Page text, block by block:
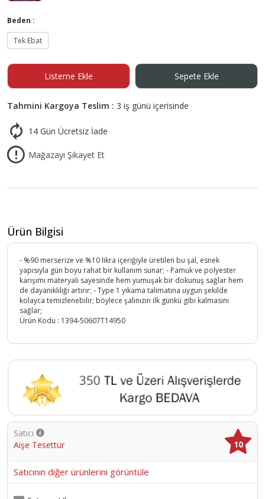
Beden :
Tek Ebat
Listeme Ekle Sepete Ekle
Tahmini Kargoya Teslim : 3 iş günü içerisinde
14 Gün Ücretsiz İade
Mağazayı Şikayet Et
Ürün Bilgisi
- %90 merserize ve %10 likra içeriğiyle üretilen bu şal, esnek
yapısıyla gün boyu rahat bir kullanım sunar; - Pamuk ve polyester
karışımı materyali sayesinde hem yumuşak bir dokunuş sağlar hem
de dayanıklılığı artırır; - Type 1 yıkama talimatına uygun şekilde
kolayca temizlenebilir; böylece şalınızın ilk günkü gibi kalmasını
sağlar;
Ürün Kodu : 1394-50607T14950
Satıcı
Aişe Tesettür
10
Satıcının diğer ürünlerini görüntüle